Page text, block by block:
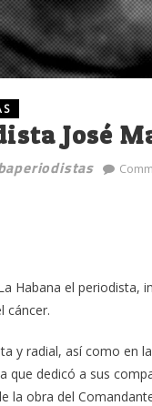
José
Habana el periodista,
cáncer.
y radial, así como en
que dedicó a sus
la obra del